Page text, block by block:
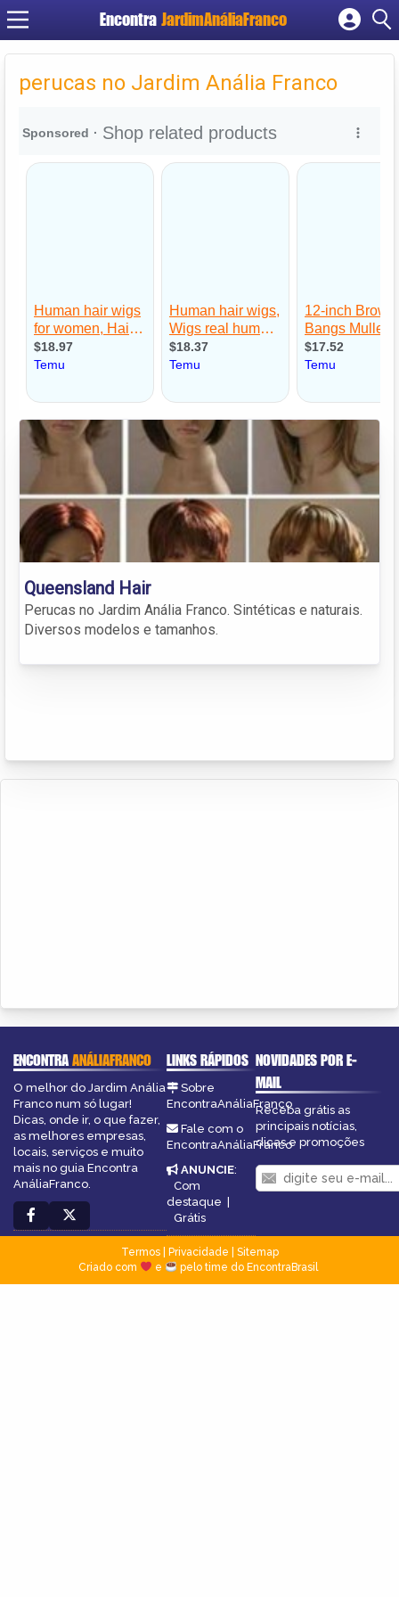
Encontra JardimAnáliaFranco
Cadastrar empresa
Criar conta
perucas no Jardim Anália Franco
Queensland Hair
Perucas no Jardim Anália Franco. Sintéticas e naturais.
Diversos modelos e tamanhos.
ENCONTRAANÁLIAFRANCO
O melhor do Jardim Anália
Franco num só lugar!
Dicas, onde ir, o que fazer,
as melhores empresas,
locais, serviços e muito
mais no guia Encontra
AnáliaFranco.
LINKS RÁPIDOS
Sobre
EncontraAnáliaFranco
Fale com o
EncontraAnáliaFranco
ANUNCIE:
Com
destaque |
Grátis
NOVIDADES POR E-
MAIL
Receba grátis as
principais notícias,
dicas e promoções
Termos| Privacidade
Sitemap
Criado com
e pelo time do EncontraBrasil